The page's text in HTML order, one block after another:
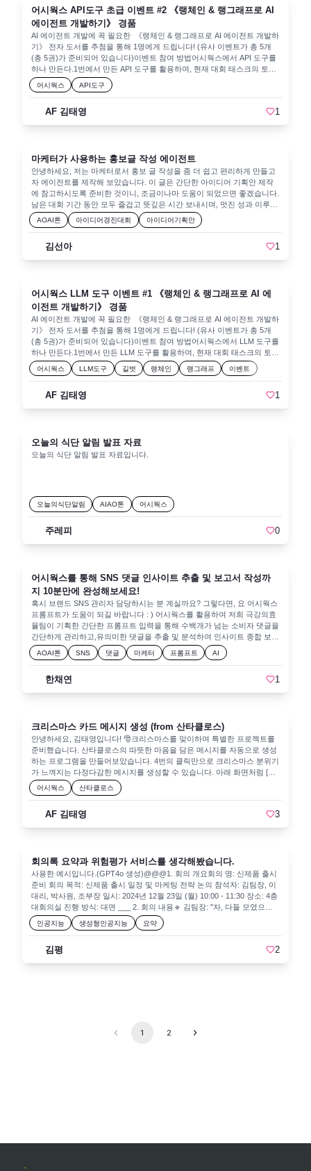
구축해 에이전트가 손쉽게주요 내용 요약질문에 시간대별로 답변추가적
인 NLP 분석 등을 수행할 수 있습니다.정말 편해지겠죠? 추가 기능이 필요
하다면 댓글로 남겨주세요~
자세히 이해하고, 각 메서드별 특징과 쓰임새를 배우기JSON Body를 전송
해 데이터를 생성(CREATE) 및 수정(UPDATE)하고, DELETE로 제거하는
과정을 직접 실습하며, CRUD 개념을 온전히 파악하기어시웍스에서
Body/Headers/메서드 설정을 자유롭게 구성해, 실제 사내 API나 외부 API
에도 쉽고 빠르게 노코드 연동을 적용할 수 있는 역량 기르기이벤트 경품
전자 도서 정보📖 《랭체인 & 랭그래프로 AI 에이전트 개발하기》✅ 현직
AI Specialist에게 배우는 LLM Agents! ✅ 개념부터 활용, 실습까지 한 권으
로 익히기! ✅ 8가지 프레임워크를 활용한 AI 에이전트 구현 방법 학습(랭
체인, 랭그래프, 랭스미스, 오토젠, AutoGPT, 크루AI, 라마인덱스, M365 코
파일럿)📌 구매 링크: 🔗 바로가기많은 관심과 참여 부탁드립니다! 🚀✨
도구 중급 이벤트 #3 《랭체인 & 랭그래프로 AI 에이전트 개발하기》 경품
(현재 이벤트)어시웍스 API 도구 고급 이벤트 #4 《랭체인 & 랭그래프로
AI 에이전트 개발하기》 경품어시웍스 API 도구 전급 이벤트 #5 《랭체인
& 랭그래프로 AI 에이전트 개발하기》 경품📌 유의사항각 이벤트 1권씩
총 5권의 전자 도서가 준비되어 있으며, 각 이벤트에 중복 응모 가능합니
다.단, 추첨 시 중복 당첨은 불가합니다.개인정보 활용동의 고지본 이벤트
는 개인 정보를 포함하고 있으며, 개인 정보 활용 동의를 받고 있습니다.개
인정보는 경품 지급을 위해서 활용하며 경품 지급 후 폐기됩니다.당첨 발
표 후 2주 내 응답이 없을 시 당첨이 취소됩니다.어시웍스 API 도구 생성
방법 - 중급편API 도구 중급편에서는 GET 메소드 중 인증키가 필요한 경
원리를 이해네이버 블로그 검색 API 등록 및 발급 과정을 살펴보기어시웍
스의 API 도구를 활용해 네이버 블로그 검색 연동하기이벤트 경품 전자 도
서 정보📖 《랭체인 & 랭그래프로 AI 에이전트 개발하기》✅ 현직 AI
Specialist에게 배우는 LLM Agents! ✅ 개념부터 활용, 실습까지 한 권으로
익히기! ✅ 8가지 프레임워크를 활용한 AI 에이전트 구현 방법 학습(랭체
인, 랭그래프, 랭스미스, 오토젠, AutoGPT, 크루AI, 라마인덱스, M365 코파
일럿)📌 구매 링크: 🔗 바로가기많은 관심과 참여 부탁드립니다! 🚀✨
어시웍스 API도구 초급 이벤트 #2 《랭체인 & 랭그래프로 AI
에이전트 개발하기》 경품
AI 에이전트 개발에 꼭 필요한 《랭체인 & 랭그래프로 AI 에이전트 개발하
기》 전자 도서를 추첨을 통해 1명에게 드립니다! (유사 이벤트가 총 5개
(총 5권)가 준비되어 있습니다)이벤트 참여 방법어시웍스에서 API 도구를
하나 만든다.1번에서 만든 API 도구를 활용하여, 현재 대회 태스크의 토론
탭에 게시글을 작성한다.제목에 [API도구초급이벤트] 를 포함할 것.예시)
[API도구초급이벤트] 쇼핑몰 상세페이지 작성기, [API도구초급이벤트] 영
선정하여 공지할 예정입니다. 대회 종료 후 2025년 3월 31일 추첨을 통해
당첨자를 1명 선정하여 공지할 예정입니다.이벤트 목록현재 이벤트를 포
도구 초급 이벤트 #2 《랭체인 & 랭그래프로 AI 에이전트 개발하기》 경품
(현재 이벤트)어시웍스 API 도구 중급 이벤트 #3 《랭체인 & 랭그래프로
AI 에이전트 개발하기》 경품어시웍스 API 도구 고급 이벤트 #4 《랭체인
& 랭그래프로 AI 에이전트 개발하기》 경품어시웍스 API 도구 특급 이벤
트 #5 《랭체인 & 랭그래프로 AI 에이전트 개발하기》 경품📌 유의사항각
이벤트 1권씩 총 5권의 전자 도서가 준비되어 있으며, 각 이벤트에 중복 응
모 가능합니다.단, 추첨 시 중복 당첨은 불가합니다.개인정보 활용동의 고
있습니다.개인정보는 경품 지급을 위해서 활용하며 경품 지급 후 폐기됩니
에이전트 관점에서는 강력한 기능이 될 수 있습니다. 👉 API 도구 생성 -
초급 가이드를 참고하면서 API 도구를 만들어 보시길 바랍니다.!목
표:OpenAPI와 HTTP 메서드(GET/POST/PUT/DELETE)의 개념 이해어시
웍스에서 API 도구를 만들고, GET 방식으로 호출하는 과정 학습재활용 가
능한 파라미터 구조 설계인증 없이 사용할 수 있는 간단한 예시 API 실습
이벤트 경품 전자 도서 정보📖 《랭체인 & 랭그래프로 AI 에이전트 개발하
기》✅ 현직 AI Specialist에게 배우는 LLM Agents! ✅ 개념부터 활용, 실습
까지 한 권으로 익히기! ✅ 8가지 프레임워크를 활용한 AI 에이전트 구현
방법 학습(랭체인, 랭그래프, 랭스미스, 오토젠, AutoGPT, 크루AI, 라마인
덱스, M365 코파일럿)📌 구매 링크: 🔗 바로가기많은 관심과 참여 부탁드
어시웍스 API도구
AF 김태영 1
마케터가 사용하는 홍보글 작성 에이전트
안녕하세요, 저는 마케터로서 홍보 글 작성을 좀 더 쉽고 편리하게 만들고
자 에이전트를 제작해 보았습니다. 이 글은 간단한 아이디어 기획안 제작
에 참고하시도록 준비한 것이니, 조금이나마 도움이 되었으면 좋겠습니다.
남은 대회 기간 동안 모두 즐겁고 뜻깊은 시간 보내시며, 멋진 성과 이루시
길 진심으로 응원합니다.👏🏻 감사합니다.💙 1. 아이디어💡 마케터들은 행
사 기획 시 본 페이지에 정보를 정리한 후, 보도자료나 소셜미디어 등 각
용 수정과 재배포에 많은 시간이 소요되는 문제가 있었습니다. 이를 해결
하기 위해, 어시웍스(AssiWorks) 에이전트를 활용해 홍보 문안을 한 번에
에 최적화된 포맷으로 전환하며, 맞춤법 검사 기능까지 내장해 높은 효율
을 보였습니다. 더 나아가, 이 에이전트를 기반으로 AI 기반 문안 생성은 물
론, 맞춤형 이미지 및 동영상 콘텐츠 추천, 실시간 반응 분석, 그리고 사용
자 데이터를 활용한 마케팅 메시지 자동 최적화 기능까지 통합할 계획입니
다. 또한, 기업 API와의 연동을 통해 직접 메일 발송이나 SNS 채널에 자동
게시하는 기능을 추가함으로써, 여러 채널에서의 연계 마케팅을 획기적으
로 지원할 수 있을 것으로 기대합니다. 이와 같은 혁신적인 통합 시스템은
기존의 번거로운 콘텐츠 제작 및 수정 과정을 대폭 개선하여, 반복 업무 시
간을 줄이고 창의적인 마케팅 전략 수립에 더욱 집중할 수 있는 기반을 마
련할 것입니다. 2. 아이디어 계획✏️홍보글 작성 시, 블로그와 페이스북에
한 요청 내용을 Select Parame 기능을 통해 자유롭게 수정할 수 있도록 추
가하였습니다. 그 결과, 에이전트가 생성한 각 포맷의 글은 바로 복사·활용
할 수 있을 정도로 높은 효율을 보였습니다. 또한, 블로그 형식의 글은 이
유롭게 수정할 수 있도록 추가하였습니다.) 블로그 형식으로 홍보 글 요청
페이스북 형식으로 홍보 글 요청 블로그 형식으로 실제 제작된 사례 [보러
가기] 3. 솔루션 제안🚀 기존에는 각기 다른 두 개의 툴을 사용해야 했으
나, 이제는 하나의 에이전트에서 여러 포맷을 동시에 다룰 수 있어 매우 편
이 개선된다면 어시웍스의 에이전트 활용도가 더욱 향상될 것으로 기대합
니다.
AOAI톤 아이디어경진대회 아이디어기획안
김선아 1
어시웍스 LLM 도구 이벤트 #1 《랭체인 & 랭그래프로 AI 에
이전트 개발하기》 경품
AI 에이전트 개발에 꼭 필요한 《랭체인 & 랭그래프로 AI 에이전트 개발하
기》 전자 도서를 추첨을 통해 1명에게 드립니다! (유사 이벤트가 총 5개
(총 5권)가 준비되어 있습니다)이벤트 참여 방법어시웍스에서 LLM 도구를
하나 만든다.1번에서 만든 LLM 도구를 활용하여, 현재 대회 태스크의 토론
탭에 게시글을 작성한다.제목에 [LLM도구이벤트] 를 포함할 것.예시) [LLM
도구이벤트] 쇼핑몰 상세페이지 작성기, [LLM도구이벤트] 영문 이메일 작
지할 예정입니다.이벤트 목록현재 이벤트를 포함하여, 다음과 같은 5개의
이벤트가 진행됩니다.어시웍스 LLM 도구 이벤트 #1 《랭체인 & 랭그래프
API 도구 중급 이벤트 #3 《랭체인 & 랭그래프로 AI 에이전트 개발하기》
경품어시웍스 API 도구 고급 이벤트 #4 《랭체인 & 랭그래프로 AI 에이전
시 중복 당첨은 불가합니다.개인정보 활용동의 고지본 이벤트는 개인 정보
를 포함하고 있으며, 개인 정보 활용 동의를 받고 있습니다.개인정보는 경
품 지급을 위해서 활용하며 경품 지급 후 폐기됩니다.당첨 발표 후 2주 내
응답이 없을 시 당첨이 취소됩니다.어시웍스 LLM 도구 생성 방법재활용
도구를 손쉽게 만들어보기쇼핑몰 상품 목록 추천이라는 간단한 예시로 개
념 파악하기파라미터를 설정하고 실행해 본 뒤, 재사용 방법 이해하기이벤
트 경품 전자 도서 정보📖 《랭체인 & 랭그래프로 AI 에이전트 개발하기》
✅ 현직 AI Specialist에게 배우는 LLM Agents! ✅ 개념부터 활용, 실습까지
한 권으로 익히기! ✅ 8가지 프레임워크를 활용한 AI 에이전트 구현 방법
학습(랭체인, 랭그래프, 랭스미스, 오토젠, AutoGPT, 크루AI, 라마인덱스,
M365 코파일럿)📌 구매 링크: 🔗 바로가기많은 관심과 참여 부탁드립니
다! 🚀✨
어시웍스 LLM도구 길벗 랭체인 랭그래프 이벤트
AF 김태영 1
오늘의 식단 알림 발표 자료
오늘의 식단 알림 발표 자료입니다.
오늘의식단알림 AIAO톤 어시웍스
주레피 0
어시웍스를 통해 SNS 댓글 인사이트 추출 및 보고서 작성까
지 10분만에 완성해보세요!
혹시 브랜드 SNS 관리자 담당하시는 분 계실까요? 그렇다면, 요 어시웍스
프롬프트가 도움이 되길 바랍니다 : ) 어시웍스를 활용하여 저희 극강의효
율팀이 기획한 간단한 프롬프트 입력을 통해 수백개가 넘는 소비자 댓글을
간단하게 관리하고,유의미한 댓글을 추출 및 분석하여 인사이트 종합 보고
서 완성까지 해보세요! ▶ 1. 기대 효과간단한 프롬프트를 통해 SNS 게시
글 내 소비자 댓글을 심층 분석하고 보고서를 완성함으로써, 기존 대비 업
적 및 사회적 기대 효과를 얻을 수 있습니다.첫째, 고객 니즈에 따른 댓글
분류를 통해 신제품 기획에 대한 인사이트를 확보함으로써, 신제품 설문조
사항 관련 댓글을 통해 기존 제품의 개선점을 파악하고 신속하게 대응하여
고객 만족을 증대시키고, 장기적으로 브랜드 로열티 강화와 충성 고객 전
환에 기여할 것입니다.셋째, 긍정적인 평가에 대한 댓글은 추후 제품 마케
팅 진행 시 메인 제품을 선정하는 기준으로 활용하여 마케팅 준비 과정의
효율을 높일 수 있을 것입니다. ▶ 2. 어시웍스 작성 프롬프트 및 체험 이미
지 ▶ 3. 어시웍스 활용 결과물 이번 공모전을 기회로 어시웍스라는 유용
한 툴을 알게 되어 너무 재밌었습니다!다들 제출까지 파이팅입니다 : ) -극
AOAI톤 SNS 댓글 마케터 프롬프트 AI
한채연 1
크리스마스 카드 메시지 생성 (from 산타클로스)
안녕하세요, 김태영입니다! 🎅크리스마스를 맞이하여 특별한 프로젝트를
준비했습니다. 산타클로스의 따뜻한 마음을 담은 메시지를 자동으로 생성
하는 프로그램을 만들어보았습니다. 4번의 클릭만으로 크리스마스 분위기
가 느껴지는 다정다감한 메시지를 생성할 수 있습니다. 아래 화면처럼 [준
비한 선물]과 [받는사람]만 각자 상황에 맞게 수정한 후에 [Generate] 버튼
을 클릭하면 바로 만들어집니다~AIFactory 플랫폼을 처음 사용해보시는
핵심은 “3번”입니다.1. AOAI톤 아이디어 경진대회 참가 : 이미 참가하신 분
은 2번으로!2. 어시웍스 사용 등록 : 이미 사용등록하신 분은 3번으로!3. 어
경진대회 태스크 등록1.3. [참여하기] 버튼 클릭2. 어시웍스 사용 등록2.1.
상단 [AI 플레이] 클릭 후 [ASSI Functions] 태스크의 [자세히] 버튼 클릭2.2.
[참여하기] 버튼 클릭2.3. [동의함] 버튼 클릭3. 어시웍스 사용해보기3.1. 어
시웍스 실행시키기3.2. 스토어 검색3.3. "[Function] 산타클로스 메시지 작
성" 불러오기3.4. 프롬프트 살펴보기3.5. 샘플 생성해보기3.6. [준비한 선
물], [받는 사람] 수정 후 재생성하기프롬프트를 수정하면서 원하는 결과가
나올 때까지 반복합니다.
어시웍스 산타클로스
AF 김태영 3
회의록 요약과 위험평가 서비스를 생각해봤습니다.
사용한 예시입니다.(GPT4o 생성)@@@1. 회의 개요회의 명: 신제품 출시
준비 회의 목적: 신제품 출시 일정 및 마케팅 전략 논의 참석자: 김팀장, 이
대리, 박사원, 조부장 일시: 2024년 12월 23일 (월) 10:00 - 11:30 장소: 4층
대회의실 진행 방식: 대면 ___ 2. 회의 내용🔹 김팀장: "자, 다들 모였으니
시작하겠습니다. 이번 회의 목적은 신제품 출시 일정 조율과 마케팅 방향
검토입니다. 먼저, 출시 일정부터 이야기해보죠. 박사원, 현재 진행 상황
디자인 부분에서 피드백이 들어와서 수정 중이고, 대량 생산은 다음 주부
터 시작될 예정입니다. 예상 출시일은 1월 20일로 잡고 있습니다."🔹 조부
장: "기존 예산에서 15% 추가하면 충분할 것 같습니다. 경영진 승인도 이
인공지능 생성형인공지능 요약
김평 2
1 2